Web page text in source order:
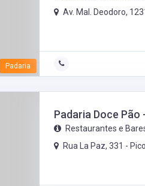
Padaria
Av. Mal. Deodoro,
Padaria Doce Pão
Restaurantes e
Rua La Paz, 331 -